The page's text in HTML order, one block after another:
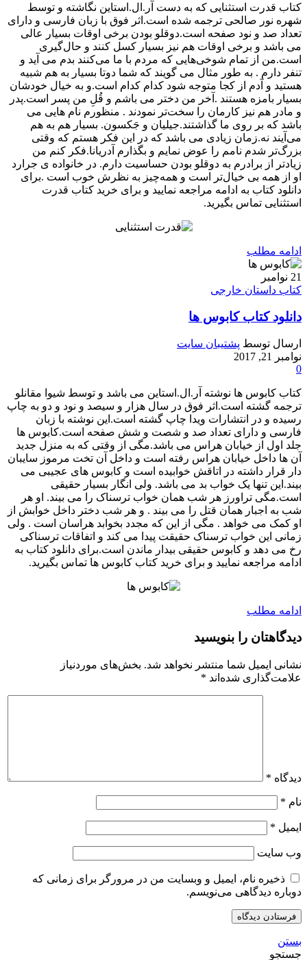
کتاب قدرت استثنایی که به دست آر.ال.استاین نگاشته و توسط
شهره نور صالحی ترجمه شده است.اثر فوق با زبان فارسی و دارای
تعداد صد و نود صفحه است.دوقلو بودن برخی اوقات بسیار عالی
می باشد و برخی اوقات هم نیز بسیار کسل کنند و حال‌گیری
است.من از تمام شوخی‌هایی که مردم با ما می‌کنند بدم می آید و
تنفر دارم . به طور مثال می گویند که شما دوتا بسیار به هم شبیه
هستید و آدم از کجا متوجه شود کدام کدام است.و به خیال خودشان
بسیار بامزه هستند .آخر من دختر می باشم و قُلِ من پسر است.پدر
و مادر هم نیز کارمان را سخت‌تر نمودند . منظورم نام هایی می
باشد که بر روی ما گذاشتند.جیلیان و جَکسون. بسیار هم به هم
می‌آیند نه.زمان زیادی می باشد که در این فکر هستم که وقتی
بزرگ‌تر شدم نامم را عوض نمایم و بگذارم آدریانا.فکر کنم من
زیادتر از برادرم به دوقلو بودن حساسیت دارم. در خانواده ی جرارد
او از همه بی‌ خیال‌تر است و همه‌چیز به نظرش خوب است .برای
دانلود کتاب به ادامه مراجعه نمایید و برای خرید کتاب قدرت
استثنایی تماس بگیرید.
ادامه مطلب
21 نوامبر
کتاب داستان خارجی
دانلود کتاب کابوس ها
ارسال توسط پشتیبان سایت
نوامبر 21, 2017
0
کتاب کابوس ها نوشته آر.ال.استاین می باشد و توسط شیوا مقانلو
ترجمه گشته است.اثر فوق در سال هزار و سیصد و نود و دو به چاپ
رسیده و در انتشارات ویدا چاپ گشته است.این نوشته با زبان
فارسی و دارای تعداد صد و شصت و شش صفحه است.کابوس ها
جلد اول از خیابان هراس می باشد.مگی از وقتی که به منزل جدید
آن ها داخل خیابان هراس رفته است و داخل آن تخت مرموز سایبان
دار قرار داشته در اتاقش خوابیده است و کابوس های عجیبی می
بیند.این تنها یک خواب بد می باشد. ولی انگار بسیار حقیقی
است.مگی تراورز هر شب همان خواب ترسناک را می بیند. او هر
شب به اجبار همان قتل را می بیند . و هر شب دختر داخل خوابش از
او کمک می خواهد . مگی از این که مجدد بخوابد هراسان است . ولی
زمانی این خواب ترسناک حقیقت پیدا می کند و اتفاقات ترسناکی
رخ می دهد و کابوس حقیقی بیدار ماندن است.برای دانلود کتاب به
ادامه مراجعه نمایید و برای خرید کتاب کابوس ها تماس بگیرید.
ادامه مطلب
دیدگاهتان را بنویسید
نشانی ایمیل شما منتشر نخواهد شد. بخش‌های موردنیاز
علامت‌گذاری شده‌اند *
دیدگاه *
نام *
ایمیل *
وب‌ سایت
ذخیره نام، ایمیل و وبسایت من در مرورگر برای زمانی که
دوباره دیدگاهی می‌نویسم.
بستن
جستجو